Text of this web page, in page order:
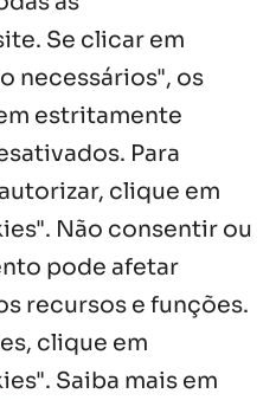
Se clicar em
necessários", os
estritamente
Para
clique em
Não consentir ou
pode afetar
recursos e funções.
clique em
Saiba mais em
perseverança e